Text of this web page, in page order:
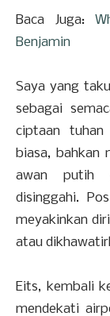
Baca Juga:
Benjamin
Saya yang
sebagai
ciptaan
biasa, bahkan
awan putih
disinggahi.
meyakinkan
atau
Eits, kembali
mendekati